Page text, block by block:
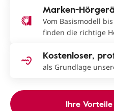
Marken-
Vom Basismodell
finden die richtige
Kostenloser,
als Grundlage
Ihre